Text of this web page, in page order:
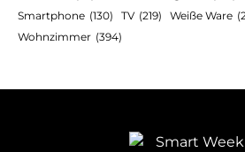
Smartphone (130) TV (219) Weiße Ware
Wohnzimmer (394)